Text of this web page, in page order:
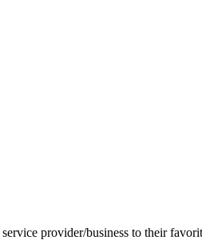
provider/business to their